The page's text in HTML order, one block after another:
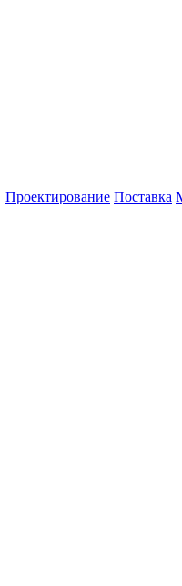
Проектирование Поставка